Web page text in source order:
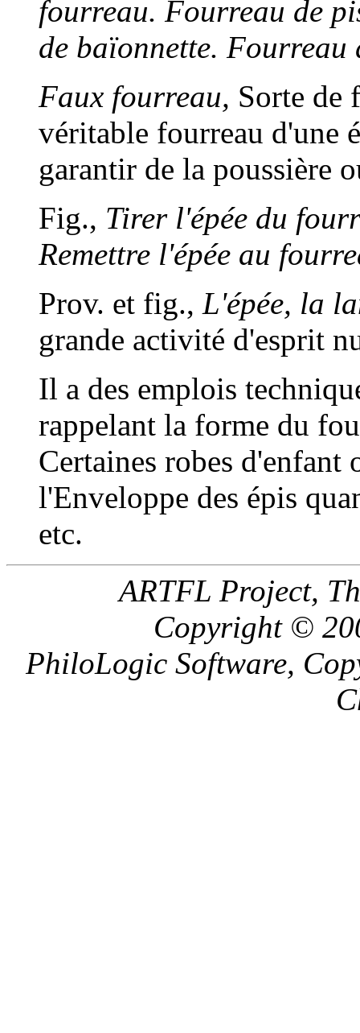
fourreau. Fourreau de
de baïonnette. Fourreau
Faux fourreau, Sorte de
véritable fourreau d'une
garantir de la poussière
Fig., Tirer l'épée du
Remettre l'épée au
Prov. et fig., L'épée, la
grande activité d'esprit
Il a des emplois
rappelant la forme du
Certaines robes d'enfant
l'Enveloppe des épis
etc.
ARTFL Project,
Copyright ©
PhiloLogic Software,